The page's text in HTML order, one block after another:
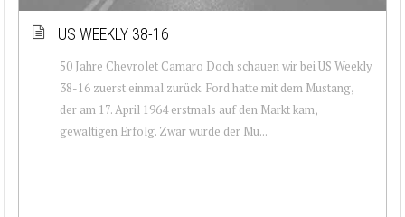
US WEEKLY 38-16
50 Jahre Chevrolet Camaro Doch schauen wir bei US Weekly
38-16 zuerst einmal zurück. Ford hatte mit dem Mustang,
der am 17. April 1964 erstmals auf den Markt kam,
gewaltigen Erfolg. Zwar wurde der Mu...